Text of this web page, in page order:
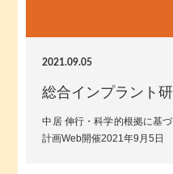
2021.09.05
総合インプラント
中居 伸行・科学的根拠に基
計画Web開催2021年9月5日